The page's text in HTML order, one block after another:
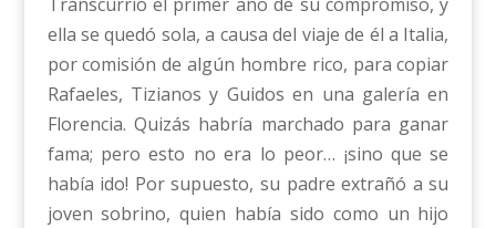
ella se quedó sola, a causa del viaje de él a Italia,
por comisión de algún hombre rico, para copiar
Rafaeles, Tizianos y Guidos en una galería en
Florencia. Quizás habría marchado para ganar
fama; pero esto no era lo peor… ¡sino que se
había ido! Por supuesto, su padre extrañó a su
joven sobrino, quien había sido como un hijo